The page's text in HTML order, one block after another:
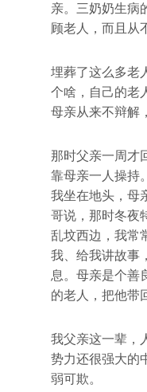
亲。三奶奶生病
顾老人，而且从
埋葬了这么多老
个啥，自己的老
母亲从来不辩解
那时父亲一周才
靠母亲一人操持
我坐在地头，母
哥说，那时冬夜
乱坟西边，我常
我、给我讲故事
息。母亲是个善
的老人，把他带
我父亲这一辈，
势力还很强大的
弱可欺。